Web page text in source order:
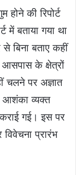
की रिपोर्ट
में बताया गया था
बिना बताए कहीं
आसपास के क्षेत्रों
चलने पर अज्ञात
आशंका व्यक्त
गई। इस पर
प्रारंभ